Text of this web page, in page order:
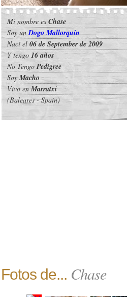
Mi nombre es Chase
Soy unDogo Mallorquín
Nací el 06 de September de 2009
Y tengo 16 años
No TengoPedigree
SoyMacho
Vivo enMarratxi
(Baleares - Spain)
Fotos de... Chase